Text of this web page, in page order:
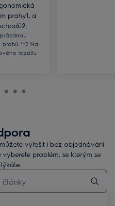
prahy1, a
**2 Na
rozdílu
vyřešit i bez objednávání
vyberete problém, se kterým se
podpory začněte psát